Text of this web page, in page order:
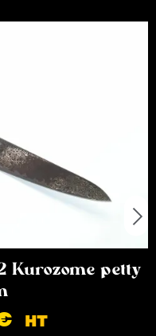
Kurozome petty
HT